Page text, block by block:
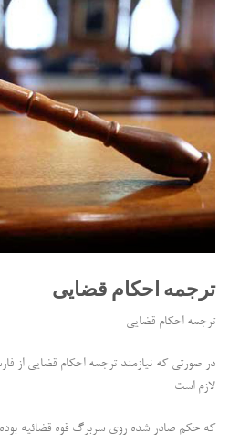
ترجمه احکام قضایی
ترجمه احکام قضایی
در صورتی که نیازمند ترجمه احکام قضایی از
لازم است
که حکم صادر شده روی سربرگ قوه قضائیه